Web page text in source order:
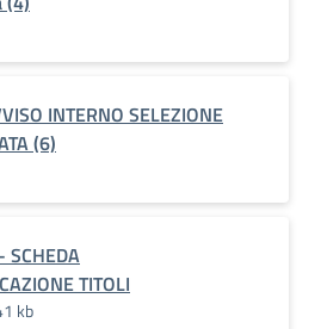
INTERNO SELEZIONE
(6)
SCHEDA
TITOLI
kb